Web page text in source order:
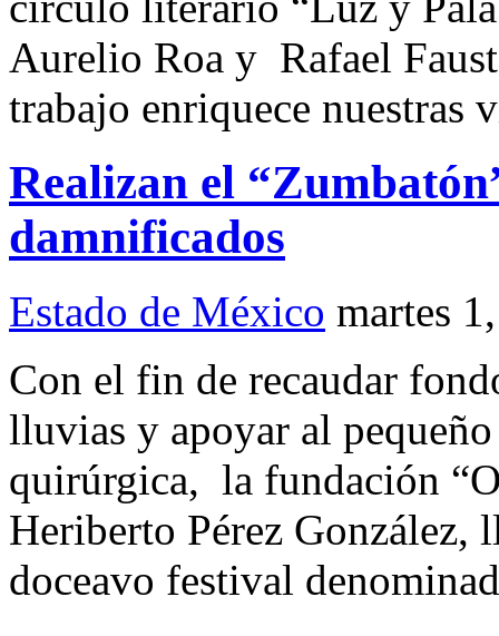
Aurelio Roa y Rafael
trabajo enriquece nuestras
Realizan el
damnificados
Estado de México martes
Con el fin de recaudar
lluvias y apoyar al
quirúrgica, la fundación
Heriberto Pérez González,
doceavo festival